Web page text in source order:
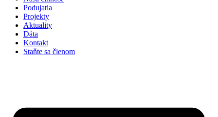
Podujatia
Projekty
Aktuality
Dáta
Kontakt
Staňte sa členom